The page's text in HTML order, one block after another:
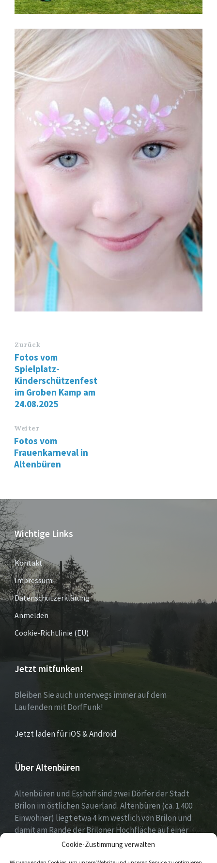
Cookie-Zustimmung verwalten
Zurück
Fotos vom
Spielplatz-
Kinderschützenfest
im Groben Kamp am
24.08.2025
Weiter
Fotos vom
Frauenkarneval in
Altenbüren
Wichtige Links
Kontakt
Impressum
Datenschutzerklärung
Anmelden
Cookie-Richtlinie (EU)
Jetzt mitfunken!
Bleiben Sie auch unterwegs immer auf dem
Laufenden mit DorfFunk!
Jetzt laden für iOS & Android
Über Altenbüren
Altenbüren und Esshoff sind zwei Dörfer der Stadt
Brilon im östlichen Sauerland. Altenbüren (ca. 1.400
Einwohner) liegt etwa 4 km westlich von Brilon und
damit am Rande der Briloner Hochfläche auf einer
Höhe von etwa 464 m ü. NN. Esshoff (ca. 80 Einwohner)